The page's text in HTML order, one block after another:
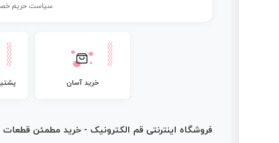
سیاست حریم
خرید آسان
فروشگاه اینترنتی قم الکترونیک - خرید مطمئن قطعات